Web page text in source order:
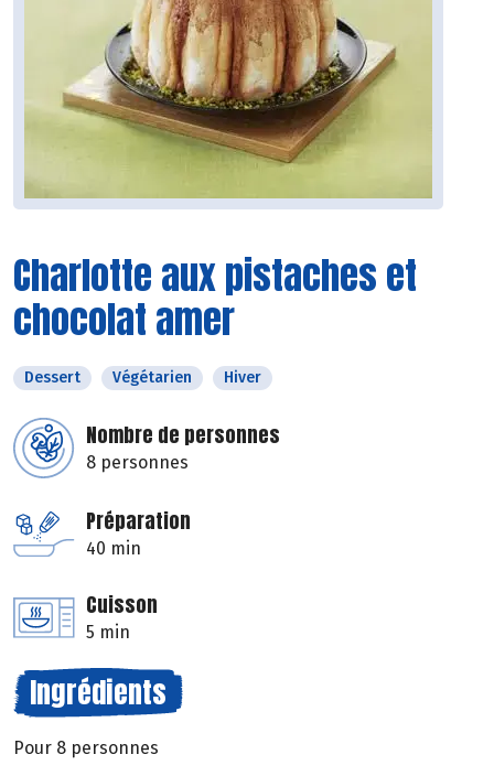
Charlotte aux pistaches et
chocolat amer
Dessert Végétarien Hiver
Nombre de personnes
8 personnes
Préparation
40 min
Cuisson
5 min
Ingrédients
Pour 8 personnes